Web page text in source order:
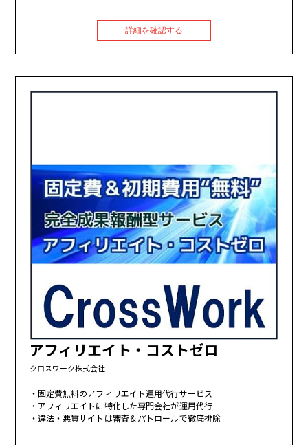
詳細を確認する
アフィリエイト・コストゼロ
クロスワーク株式会社
固定費無料のアフィリエイト運用代行サービス
アフィリエイトに特化した専門会社が運用代行
違法・悪質サイトは審査＆パトロールで徹底排除